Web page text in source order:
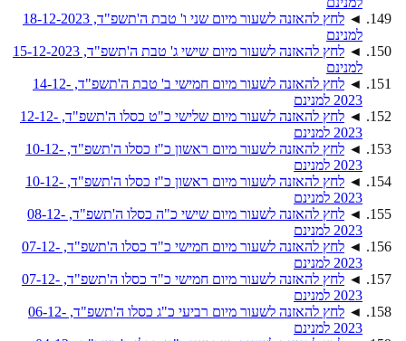
◄
לחץ להאזנה לשעור מיום שני ו' טבת ה'תשפ"ד, 18-12-2023
למנינם
◄
לחץ להאזנה לשעור מיום שישי ג' טבת ה'תשפ"ד, 15-12-2023
למנינם
◄
לחץ להאזנה לשעור מיום חמישי ב' טבת ה'תשפ"ד, 14-12-
2023 למנינם
◄
לחץ להאזנה לשעור מיום שלישי כ"ט כסלו ה'תשפ"ד, 12-12-
2023 למנינם
◄
לחץ להאזנה לשעור מיום ראשון כ"ז כסלו ה'תשפ"ד, 10-12-
2023 למנינם
◄
לחץ להאזנה לשעור מיום ראשון כ"ז כסלו ה'תשפ"ד, 10-12-
2023 למנינם
◄
לחץ להאזנה לשעור מיום שישי כ"ה כסלו ה'תשפ"ד, 08-12-
2023 למנינם
◄
לחץ להאזנה לשעור מיום חמישי כ"ד כסלו ה'תשפ"ד, 07-12-
2023 למנינם
◄
לחץ להאזנה לשעור מיום חמישי כ"ד כסלו ה'תשפ"ד, 07-12-
2023 למנינם
◄
לחץ להאזנה לשעור מיום רביעי כ"ג כסלו ה'תשפ"ד, 06-12-
2023 למנינם